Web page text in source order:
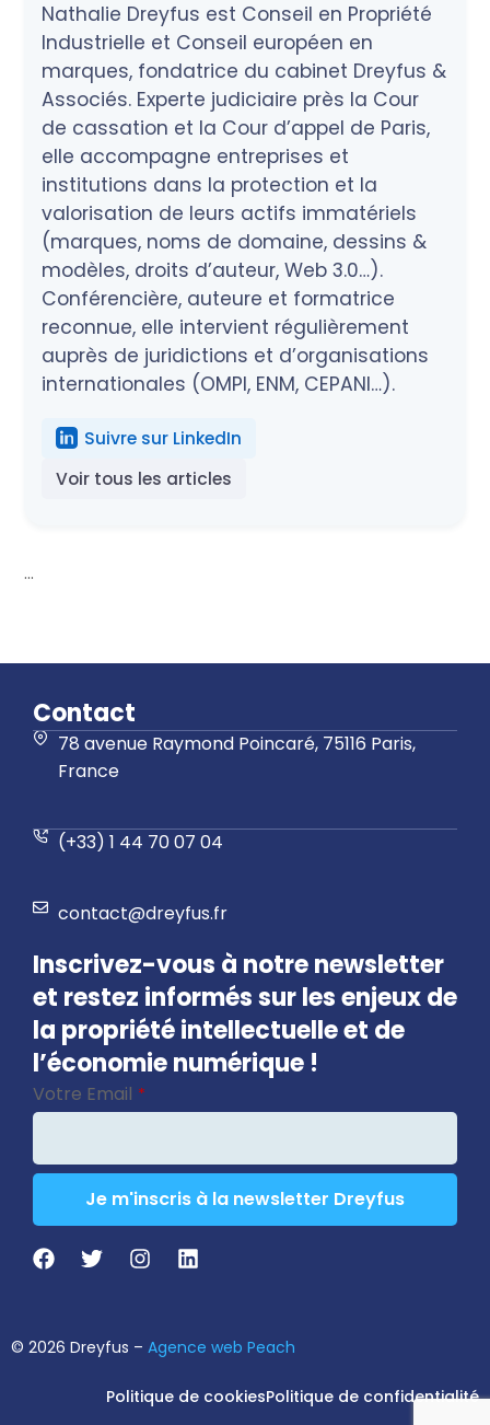
Nathalie Dreyfus est Conseil en Propriété
Industrielle et Conseil européen en
marques, fondatrice du cabinet Dreyfus &
Associés. Experte judiciaire près la Cour
de cassation et la Cour d’appel de Paris,
elle accompagne entreprises et
institutions dans la protection et la
valorisation de leurs actifs immatériels
(marques, noms de domaine, dessins &
modèles, droits d’auteur, Web 3.0…).
Conférencière, auteure et formatrice
reconnue, elle intervient régulièrement
auprès de juridictions et d’organisations
internationales (OMPI, ENM, CEPANI…).
Suivre sur LinkedIn
Voir tous les articles
...
Contact
78 avenue Raymond Poincaré, 75116 Paris,
France
(+33) 1 44 70 07 04
contact@dreyfus.fr
Inscrivez-vous à notre newsletter
et restez informés sur les enjeux de
la propriété intellectuelle et de
l’économie numérique !
Votre Email *
Je m'inscris à la newsletter Dreyfus
Company
Name
© 2026 Dreyfus – Agence web Peach
Politique de cookiesPolitique de confidentialité